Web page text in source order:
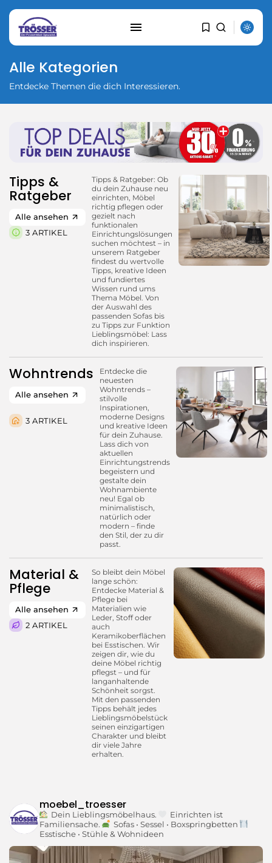
Alle Kategorien
Entdecke Themen die dich Interessieren.
Tipps &
Ratgeber
Alle ansehen
3 ARTIKEL
Tipps & Ratgeber: Ob
du dein Zuhause neu
einrichten, Möbel
richtig pflegen oder
gezielt nach
funktionalen
Einrichtungslösungen
suchen möchtest – in
unserem Ratgeber
findest du wertvolle
Tipps, kreative Ideen
und fundiertes
Wissen rund ums
Thema Möbel. Von
der Auswahl des
passenden Sofas bis
zu Tipps zur Funktion
Lieblingsmöbel: Lass
dich inspirieren.
Wohntrends
Alle ansehen
3 ARTIKEL
Entdecke die
neuesten
Wohntrends –
stilvolle
Inspirationen,
moderne Designs
und kreative Ideen
für dein Zuhause.
Lass dich von
aktuellen
Einrichtungstrends
begeistern und
gestalte dein
Wohnambiente
neu! Egal ob
minimalistisch,
natürlich oder
modern – finde
den Stil, der zu dir
passt.
Material &
Pflege
Alle ansehen
2 ARTIKEL
So bleibt dein Möbel
lange schön:
Entdecke Material &
Pflege bei
Materialien wie
Leder, Stoff oder
auch
Keramikoberflächen
bei Esstischen. Wir
zeigen dir, wie du
deine Möbel richtig
pflegst – und für
langanhaltende
Schönheit sorgst.
Mit den passenden
Tipps behält jedes
Lieblingsmöbelstück
seinen einzigartigen
Charakter und bleibt
dir viele Jahre
erhalten.
moebel_troesser
Dein Lieblingsmöbelhaus.
Einrichten ist
Familiensache.
Sofas • Sessel • Boxspringbetten
Esstische • Stühle & Wohnideen